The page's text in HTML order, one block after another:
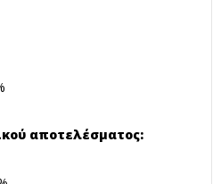
αποτελέσματος: